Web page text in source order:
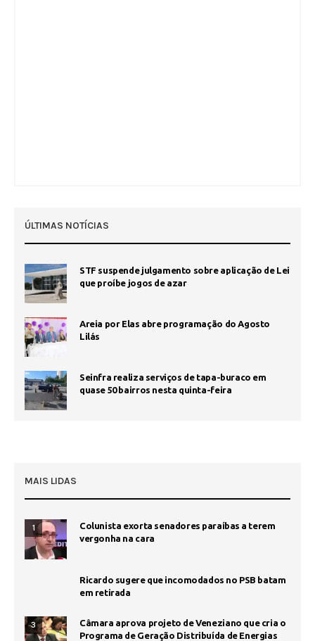
ÚLTIMAS NOTÍCIAS
STF suspende julgamento sobre aplicação de Lei
que proíbe jogos de azar
Areia por Elas abre programação do Agosto
Lilás
Seinfra realiza serviços de tapa-buraco em
quase 50 bairros nesta quinta-feira
MAIS LIDAS
1
Colunista exorta senadores paraíbas a terem
vergonha na cara
Ricardo sugere que incomodados no PSB batam
em retirada
3
Câmara aprova projeto de Veneziano que cria o
Programa de Geração Distribuída de Energias